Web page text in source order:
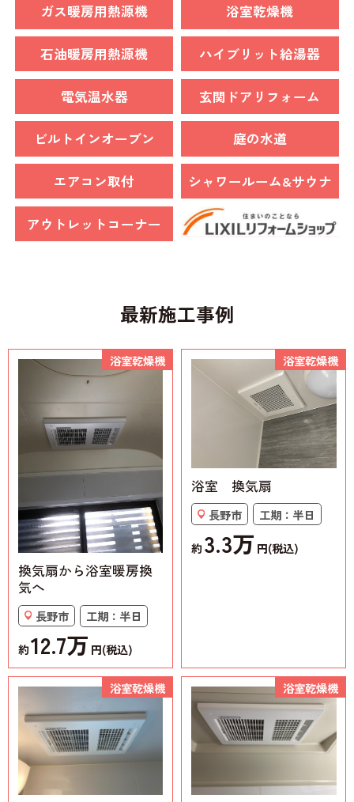
ガス暖房用熱源機 浴室乾燥機
石油暖房用熱源機 ハイブリット給湯器
電気温水器 玄関ドアリフォーム
ビルトインオーブン 庭の水道
エアコン取付 シャワールーム&サウナ
アウトレットコーナー
最新施工事例
浴室乾燥機
換気扇から浴室暖房換
気へ
長野市 工期：半日
約12.7万 円(税込)
浴室乾燥機
浴室 換気扇
長野市 工期：半日
約3.3万 円(税込)
浴室乾燥機 浴室乾燥機